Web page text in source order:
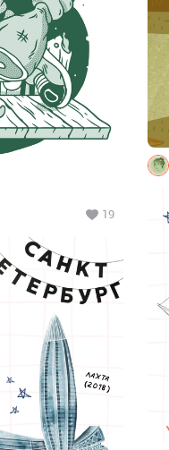
19